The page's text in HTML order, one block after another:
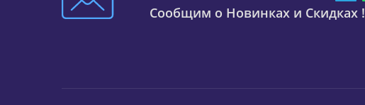
Сообщим о Новинках и Скидках !